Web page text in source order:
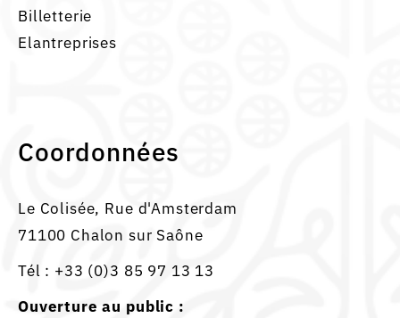
Billetterie
Elantreprises
Coordonnées
Le Colisée, Rue d'Amsterdam
71100 Chalon sur Saône
Tél : +33 (0)3 85 97 13 13
Ouverture au public :